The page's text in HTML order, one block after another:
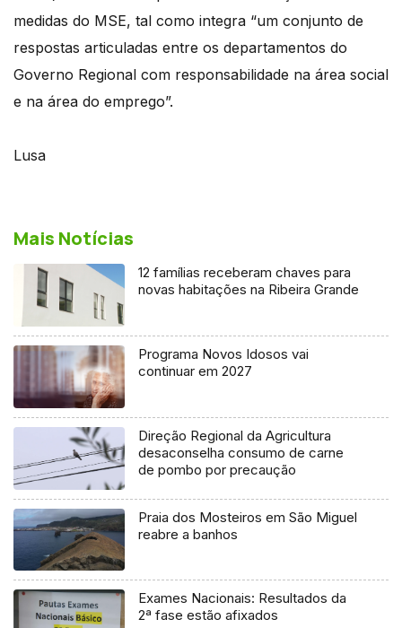
medidas do MSE, tal como integra “um conjunto de
respostas articuladas entre os departamentos do
Governo Regional com responsabilidade na área social
e na área do emprego”.
Lusa
Mais Notícias
12 famílias receberam chaves para
novas habitações na Ribeira Grande
Programa Novos Idosos vai
continuar em 2027
Direção Regional da Agricultura
desaconselha consumo de carne
de pombo por precaução
Praia dos Mosteiros em São Miguel
reabre a banhos
Exames Nacionais: Resultados da
2ª fase estão afixados